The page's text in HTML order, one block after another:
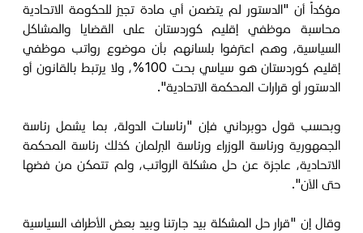
مؤكداً أن "الدستور لم يتضمن أي مادة تجيز للحكومة الاتحادية
محاسبة موظفي إقليم كوردستان على القضايا والمشاكل
السياسية، وهم اعترفوا بلسانهم بأن موضوع رواتب موظفي
إقليم كوردستان هو سياسي بحت 100%، ولا يرتبط بالقانون أو
الدستور أو قرارات المحكمة الاتحادية".
وبحسب قول دوبرداني فإن "رئاسات الدولة، بما يشمل رئاسة
الجمهورية ورئاسة الوزراء ورئاسة البرلمان كذلك رئاسة المحكمة
الاتحادية، عاجزة عن حل مشكلة الرواتب، ولم تتمكن من فضها
حتى الآن".
وقال إن "قرار حل المشكلة بيد جارتنا وبيد بعض الأطراف السياسية